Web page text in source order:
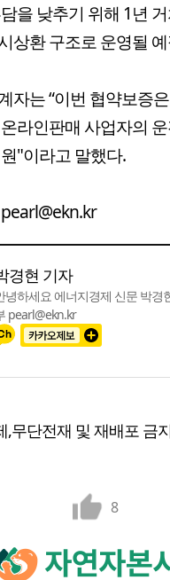
을 낮추기 위해 1년
상환 구조로 운영될
자는 “이번 협약보증
라인판매 사업자의
"이라고 말했다.
경현 기자
녕하세요 에너지경제 신문 박경
pearl@ekn.kr
무단전재 및 재배포 금
8